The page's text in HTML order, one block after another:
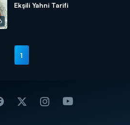
Ekşili Yahni Tarifi
1